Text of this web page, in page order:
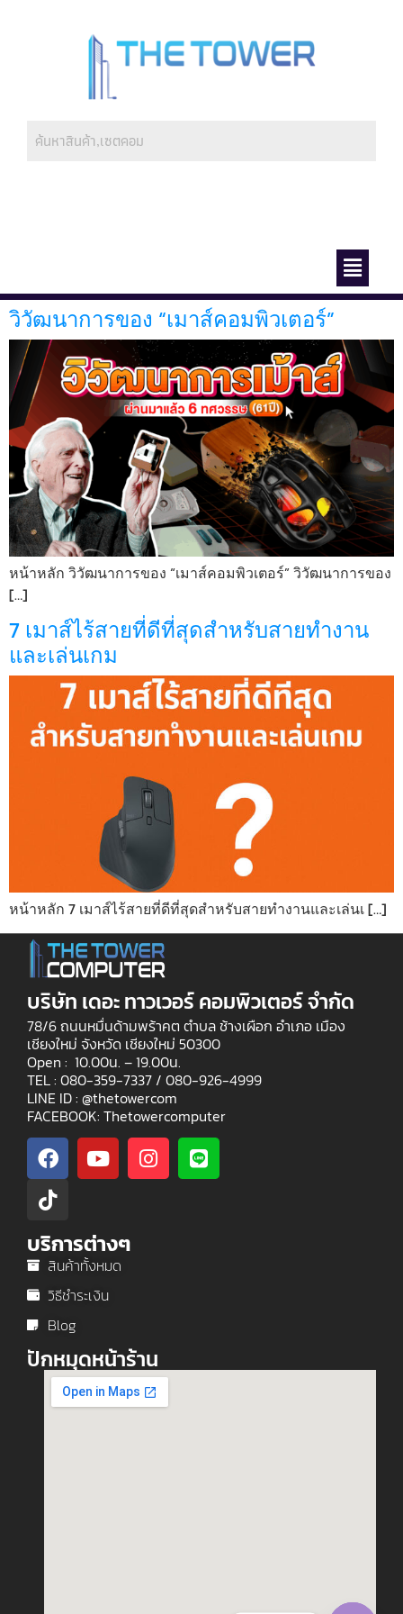
วิวัฒนาการของ “เมาส์คอมพิวเตอร์”
หน้าหลัก วิวัฒนาการของ “เมาส์คอมพิวเตอร์” วิวัฒนาการของ
[…]
7 เมาส์ไร้สายที่ดีที่สุดสำหรับสายทำงาน
และเล่นเกม
หน้าหลัก 7 เมาส์ไร้สายที่ดีที่สุดสำหรับสายทำงานและเล่นเ […]
บริษัท เดอะ ทาวเวอร์ คอมพิวเตอร์ จำกัด
78/6 ถนนหมื่นด้ามพร้าคต ตำบล ช้างเผือก อำเภอ เมือง
เชียงใหม่ จังหวัด เชียงใหม่ 50300
Open : 10.00น. – 19.00น.
TEL : 080-359-7337 / 080-926-4999
LINE ID : @thetowercom
FACEBOOK: Thetowercomputer
บริการต่างๆ
สินค้าทั้งหมด
วิธีชำระเงิน
Blog
ปักหมุดหน้าร้าน